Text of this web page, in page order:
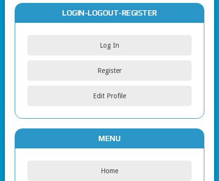
LOGIN-LOGOUT-REGISTER
Log In
Register
Edit Profile
MENU
Home